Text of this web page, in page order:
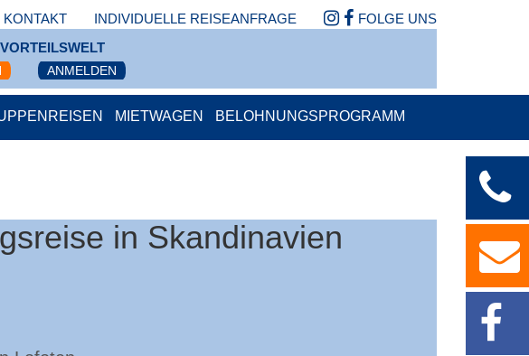
FOLGE UNS
INDIVIDUELLE REISEANFRAGE
KONTAKT
VORTEILSWELT
ANMELDEN
MIETWAGEN BELOHNUNGSPROGRAMM
in Skandinavien